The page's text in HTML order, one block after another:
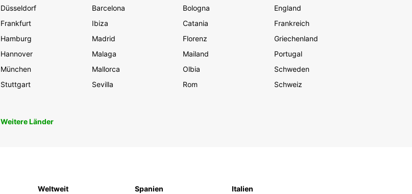
Düsseldorf
Frankfurt
Hamburg
Hannover
München
Stuttgart
Barcelona
Ibiza
Madrid
Malaga
Mallorca
Sevilla
Bologna
Catania
Florenz
Mailand
Olbia
Rom
England
Frankreich
Griechenland
Portugal
Schweden
Schweiz
Weitere Länder
Weltweit
Spanien
Italien